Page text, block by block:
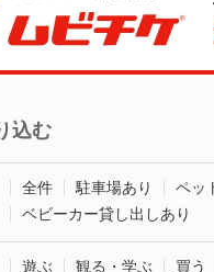
込む
全件 駐車場あり ペッ
ベビーカー貸し出しあり
遊ぶ 観る・学ぶ 買う